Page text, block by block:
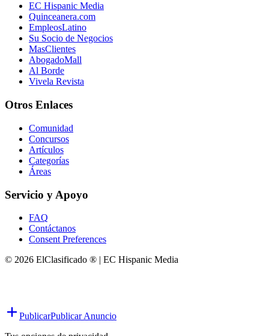
EC Hispanic Media
Quinceanera.com
EmpleosLatino
Su Socio de Negocios
MasClientes
AbogadoMall
Al Borde
Vivela Revista
Otros Enlaces
Comunidad
Concursos
Artículos
Categorías
Áreas
Servicio y Apoyo
FAQ
Contáctanos
Consent Preferences
© 2026 ElClasificado ® | EC Hispanic Media
PublicarPublicar Anuncio